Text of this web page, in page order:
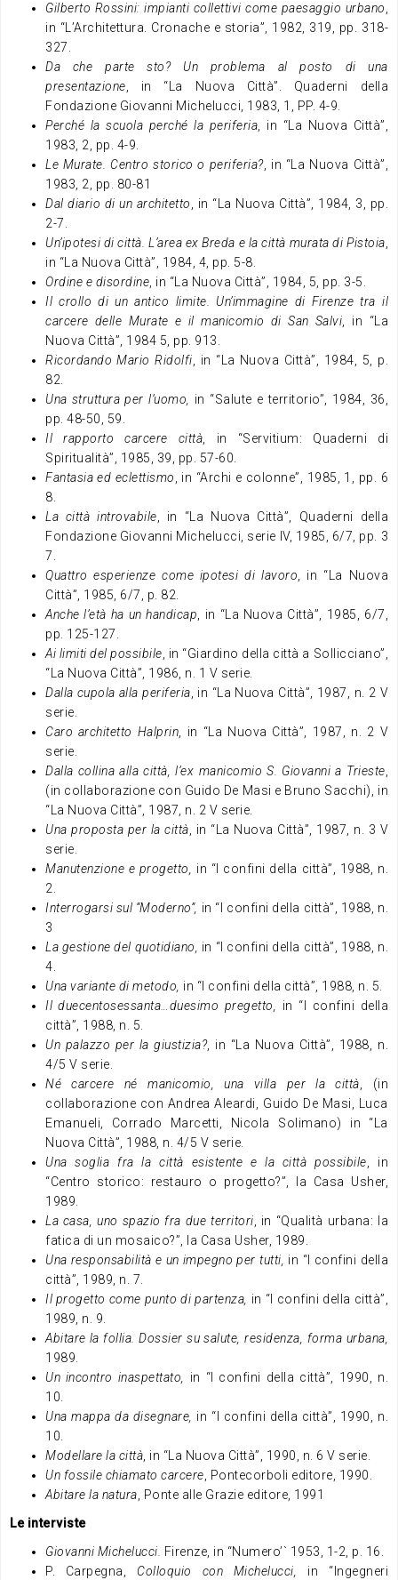
Gilberto Rossini: impianti collettivi come paesaggio urbano,
in “L’Architettura. Cronache e storia”, 1982, 319, pp. 318-
327.
Da che parte sto? Un problema al posto di una
presentazione, in “La Nuova Città”. Quaderni della
Fondazione Giovanni Michelucci, 1983, 1, PP. 4-9.
Perché la scuola perché la periferia, in “La Nuova Città”,
1983, 2, pp. 4-9.
Le Murate. Centro storico o periferia?, in “La Nuova Città”,
1983, 2, pp. 80-81
Dal diario di un architetto, in “La Nuova Città”, 1984, 3, pp.
2-7.
Un’ipotesi di città. L’area ex Breda e la città murata di Pistoia,
in “La Nuova Città”, 1984, 4, pp. 5-8.
Ordine e disordine, in “La Nuova Città”, 1984, 5, pp. 3-5.
Il crollo di un antico limite. Un’immagine di Firenze tra il
carcere delle Murate e il manicomio di San Salvi, in “La
Nuova Città”, 1984 5, pp. 913.
Ricordando Mario Ridolfi, in “La Nuova Città”, 1984, 5, p.
82.
Una struttura per l’uomo, in “Salute e territorio”, 1984, 36,
pp. 48-50, 59.
Il rapporto carcere città, in “Servitium: Quaderni di
Spiritualità”, 1985, 39, pp. 57-60.
Fantasia ed eclettismo, in “Archi e colonne”, 1985, 1, pp. 6
8.
La città introvabile, in “La Nuova Città”, Quaderni della
Fondazione Giovanni Michelucci, serie IV, 1985, 6/7, pp. 3
7.
Quattro esperienze come ipotesi di lavoro, in “La Nuova
Città”, 1985, 6/7, p. 82.
Anche l’età ha un handicap, in “La Nuova Città”, 1985, 6/7,
pp. 125-127.
Ai limiti del possibile, in “Giardino della città a Sollicciano”,
“La Nuova Città”, 1986, n. 1 V serie.
Dalla cupola alla periferia, in “La Nuova Città”, 1987, n. 2 V
serie.
Caro architetto Halprin, in “La Nuova Città”, 1987, n. 2 V
serie.
Dalla collina alla città, l’ex manicomio S. Giovanni a Trieste,
(in collaborazione con Guido De Masi e Bruno Sacchi), in
“La Nuova Città”, 1987, n. 2 V serie.
Una proposta per la città, in “La Nuova Città”, 1987, n. 3 V
serie.
Manutenzione e progetto, in “I confini della città”, 1988, n.
2.
Interrogarsi sul “Moderno”, in “I confini della città”, 1988, n.
3
La gestione del quotidiano, in “I confini della città”, 1988, n.
4.
Una variante di metodo, in “I confini della città”, 1988, n. 5.
Il duecentosessanta…duesimo pregetto, in “I confini della
città”, 1988, n. 5.
Un palazzo per la giustizia?, in “La Nuova Città”, 1988, n.
4/5 V serie.
Né carcere né manicomio, una villa per la città, (in
collaborazione con Andrea Aleardi, Guido De Masi, Luca
Emanueli, Corrado Marcetti, Nicola Solimano) in “La
Nuova Città”, 1988, n. 4/5 V serie.
Una soglia fra la città esistente e la città possibile, in
“Centro storico: restauro o progetto?”, la Casa Usher,
1989.
La casa, uno spazio fra due territori, in “Qualità urbana: la
fatica di un mosaico?”, la Casa Usher, 1989.
Una responsabilità e un impegno per tutti, in “I confini della
città”, 1989, n. 7.
Il progetto come punto di partenza, in “I confini della città”,
1989, n. 9.
Abitare la follia. Dossier su salute, residenza, forma urbana,
1989.
Un incontro inaspettato, in “I confini della città”, 1990, n.
10.
Una mappa da disegnare, in “I confini della città”, 1990, n.
10.
Modellare la città, in “La Nuova Città”, 1990, n. 6 V serie.
Un fossile chiamato carcere, Pontecorboli editore, 1990.
Abitare la natura, Ponte alle Grazie editore, 1991
Le interviste
Giovanni Michelucci. Firenze, in “Numero’` 1953, 1-2, p. 16.
P. Carpegna, Colloquio con Michelucci, in “Ingegneri